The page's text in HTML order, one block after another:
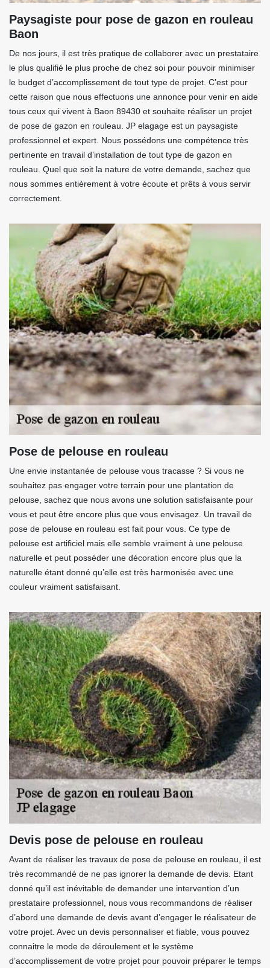
Paysagiste pour pose de gazon en rouleau
Baon
De nos jours, il est très pratique de collaborer avec un prestataire
le plus qualifié le plus proche de chez soi pour pouvoir minimiser
le budget d’accomplissement de tout type de projet. C’est pour
cette raison que nous effectuons une annonce pour venir en aide
tous ceux qui vivent à Baon 89430 et souhaite réaliser un projet
de pose de gazon en rouleau. JP elagage est un paysagiste
professionnel et expert. Nous possédons une compétence très
pertinente en travail d’installation de tout type de gazon en
rouleau. Quel que soit la nature de votre demande, sachez que
nous sommes entièrement à votre écoute et prêts à vous servir
correctement.
Pose de pelouse en rouleau
Une envie instantanée de pelouse vous tracasse ? Si vous ne
souhaitez pas engager votre terrain pour une plantation de
pelouse, sachez que nous avons une solution satisfaisante pour
vous et peut être encore plus que vous envisagez. Un travail de
pose de pelouse en rouleau est fait pour vous. Ce type de
pelouse est artificiel mais elle semble vraiment à une pelouse
naturelle et peut posséder une décoration encore plus que la
naturelle étant donné qu’elle est très harmonisée avec une
couleur vraiment satisfaisant.
Devis pose de pelouse en rouleau
Avant de réaliser les travaux de pose de pelouse en rouleau, il est
très recommandé de ne pas ignorer la demande de devis. Etant
donné qu’il est inévitable de demander une intervention d’un
prestataire professionnel, nous vous recommandons de réaliser
d’abord une demande de devis avant d’engager le réalisateur de
votre projet. Avec un devis personnaliser et fiable, vous pouvez
connaitre le mode de déroulement et le système
d’accomplissement de votre projet pour pouvoir préparer le temps